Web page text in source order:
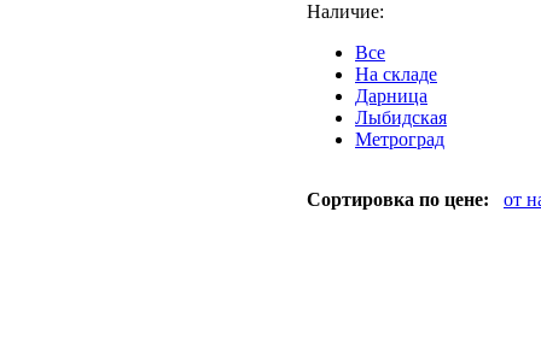
Наличие:
Все
На складе
Дарница
Лыбидская
Метроград
Сортировка по цене: от